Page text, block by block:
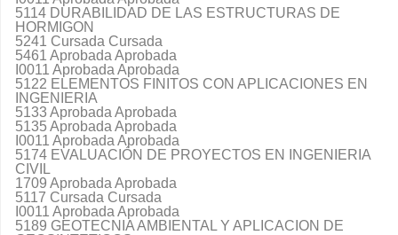
5114 DURABILIDAD DE LAS ESTRUCTURAS DE
HORMIGON
5241 Cursada Cursada
5461 Aprobada Aprobada
I0011 Aprobada Aprobada
5122 ELEMENTOS FINITOS CON APLICACIONES EN
INGENIERIA
5133 Aprobada Aprobada
5135 Aprobada Aprobada
I0011 Aprobada Aprobada
5174 EVALUACIÓN DE PROYECTOS EN INGENIERIA
CIVIL
1709 Aprobada Aprobada
5117 Cursada Cursada
I0011 Aprobada Aprobada
5189 GEOTECNIA AMBIENTAL Y APLICACION DE